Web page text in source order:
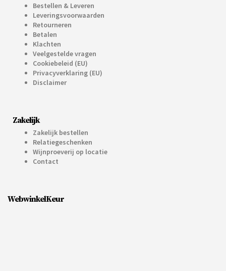
Bestellen & Leveren
Leveringsvoorwaarden
Retourneren
Betalen
Klachten
Veelgestelde vragen
Cookiebeleid (EU)
Privacyverklaring (EU)
Disclaimer
Zakelijk
Zakelijk bestellen
Relatiegeschenken
Wijnproeverij op locatie
Contact
WebwinkelKeur